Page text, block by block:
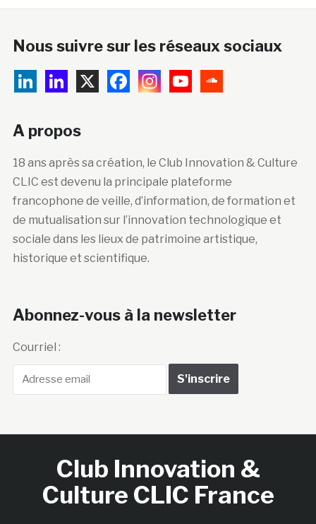
Nous suivre sur les réseaux sociaux
A propos
18 ans après sa création, le Club Innovation & Culture
CLIC est devenu la principale plateforme
francophone de veille, d’information, de formation et
de mutualisation sur l’innovation technologique et
sociale dans les lieux de patrimoine artistique,
historique et scientifique.
Abonnez-vous à la newsletter
Courriel :
Club Innovation &
Culture CLIC France